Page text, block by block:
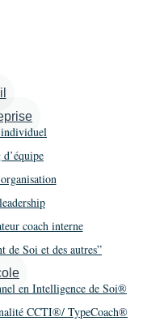
coach interne
de Soi et des autres”
en Intelligence de Soi®
CCTI®/ TypeCoach®
dont le monde a besoin.
dans leur
porteuse de sens
et les aspirants